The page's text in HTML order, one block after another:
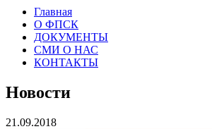
Главная
О ФПСК
ДОКУМЕНТЫ
СМИ О НАС
КОНТАКТЫ
Новости
21.09.2018